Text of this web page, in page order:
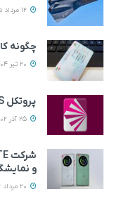
چگونه
پروتکل VLESS چیست و چه کاربردهایی دارد؟
و